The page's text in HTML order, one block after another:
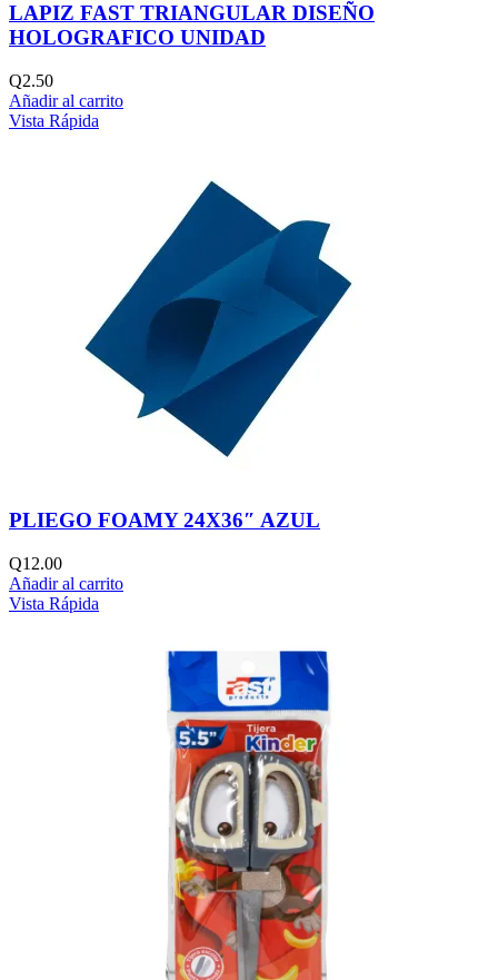
LAPIZ FAST TRIANGULAR DISEÑO
HOLOGRAFICO UNIDAD
Q2.50
Añadir al carrito
Vista Rápida
PLIEGO FOAMY 24X36″ AZUL
Q12.00
Añadir al carrito
Vista Rápida